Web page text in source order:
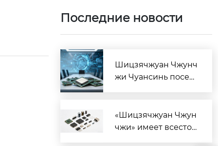
Последние новости
Шицзячжуан Чжунч
жи Чуансинь посет
сфере производств
а микросхем
«Шицзячжуан Чжун
чжи» имеет всестор